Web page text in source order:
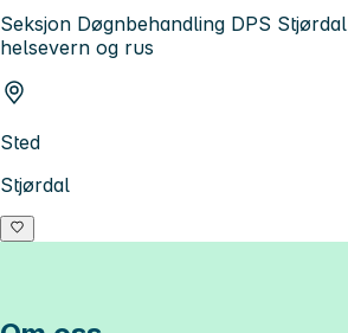
Seksjon Døgnbehandling DPS
helsevern og rus
Sted
Stjørdal